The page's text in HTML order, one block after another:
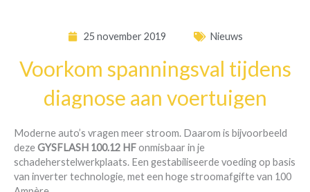
25 november 2019 Nieuws
Voorkom spanningsval tijdens
diagnose aan voertuigen
Moderne auto’s vragen meer stroom. Daarom is bijvoorbeeld
dezeGYSFLASH 100.12 HFonmisbaar in je
schadeherstelwerkplaats. Een gestabiliseerde voeding op basis
van inverter technologie, met een hoge stroomafgifte van 100